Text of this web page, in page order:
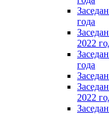
года
2022
года
2022